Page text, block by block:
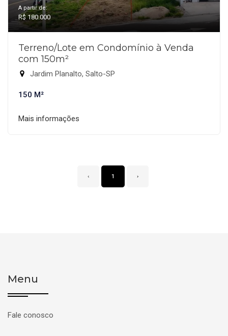
A partir de:
R$ 180.000
Terreno/Lote em Condomínio à Venda
com 150m²
Jardim Planalto, Salto-SP
150 M²
Mais informações
‹ 1 ›
Menu
Fale conosco